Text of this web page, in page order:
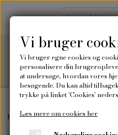
Hjem
Forside Tilbehør 5 stk.
Vi bruger
Vi bruger egne cookies og
personalisere din
at undersøge, hvordan vores
besøgende. Du kan altid
trykke på linket 'Cookies'
Læs mere om cookies her